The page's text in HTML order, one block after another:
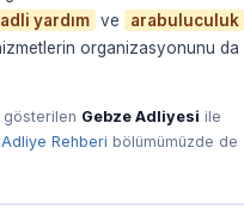
adli yardım ve arabuluculuk
organizasyonunu da
Gebze Adliyesi ile
Adliye Rehberi bölümümüzde de